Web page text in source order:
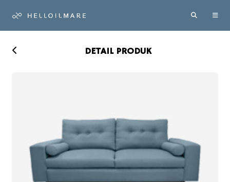
DETAIL PRODUK